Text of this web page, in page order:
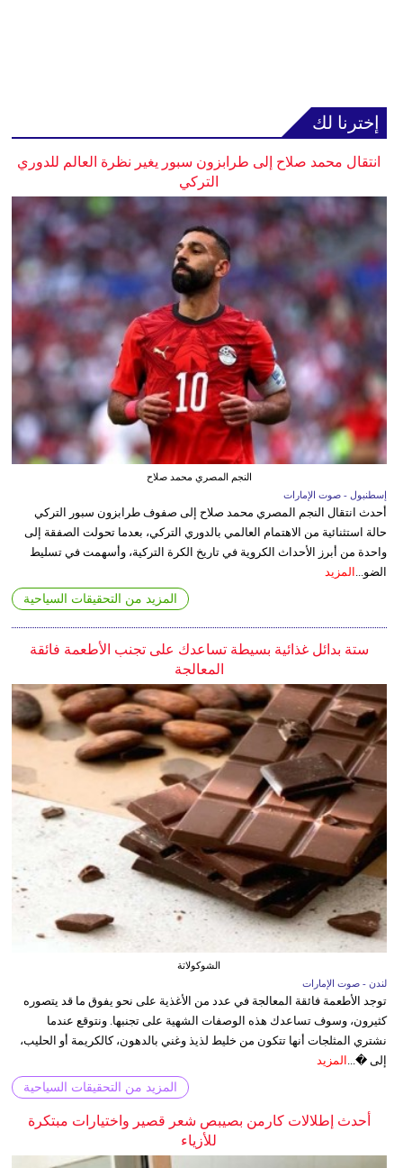
إخترنا لك
انتقال محمد صلاح إلى طرابزون سبور يغير نظرة العالم للدوري
التركي
النجم المصري محمد صلاح
إسطنبول - صوت الإمارات
أحدث انتقال النجم المصري محمد صلاح إلى صفوف طرابزون سبور التركي
حالة استثنائية من الاهتمام العالمي بالدوري التركي، بعدما تحولت الصفقة إلى
واحدة من أبرز الأحداث الكروية في تاريخ الكرة التركية، وأسهمت في تسليط
الضو... المزيد
المزيد من التحقيقات السياحية
ستة بدائل غذائية بسيطة تساعدك على تجنب الأطعمة فائقة
المعالجة
الشوكولاتة
لندن - صوت الإمارات
توجد الأطعمة فائقة المعالجة في عدد من الأغذية على نحو يفوق ما قد يتصوره
كثيرون، وسوف تساعدك هذه الوصفات الشهية على تجنبها. ونتوقع عندما
نشتري المثلجات أنها تتكون من خليط لذيذ وغني بالدهون، كالكريمة أو الحليب،
إلى �... المزيد
المزيد من التحقيقات السياحية
أحدث إطلالات كارمن بصيبص شعر قصير واختيارات مبتكرة
للأزياء